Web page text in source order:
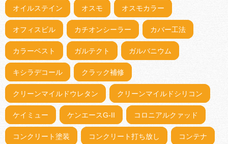
オイルステイン オスモ オスモカラー
オフィスビル カチオンシーラー カバー工法
カラーベスト ガルテクト ガルバニウム
キシラデコール クラック補修
クリーンマイルドウレタン クリーンマイルドシリコン
ケイミュー ケンエースG-II コロニアルクァッド
コンクリート塗装 コンクリート打ち放し コンテナ